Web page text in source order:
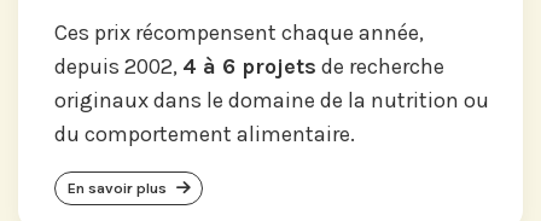
Ces prix récompensent chaque année,
depuis 2002, 4 à 6 projets de recherche
originaux dans le domaine de la nutrition ou
du comportement alimentaire.
En savoir plus